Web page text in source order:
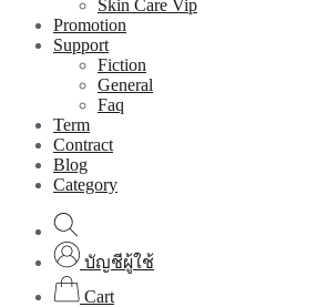
Skin Care Vip
Promotion
Support
Fiction
General
Faq
Term
Contract
Blog
Category
บัญชีผู้ใช้
Cart